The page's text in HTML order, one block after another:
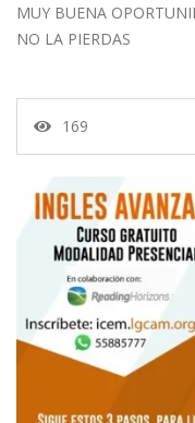
MUY BUENA
NO LA PIERDAS
169